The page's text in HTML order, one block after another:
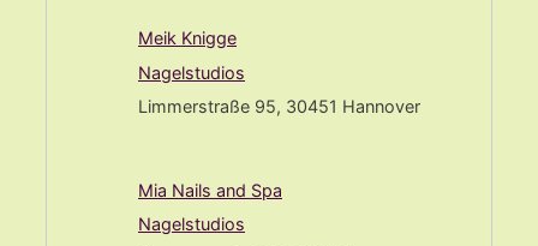
Meik Knigge
Nagelstudios
Limmerstraße 95, 30451 Hannover
Mia Nails and Spa
Nagelstudios